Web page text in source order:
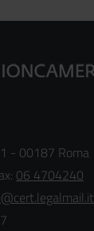
- 00187 Roma
06 4704240